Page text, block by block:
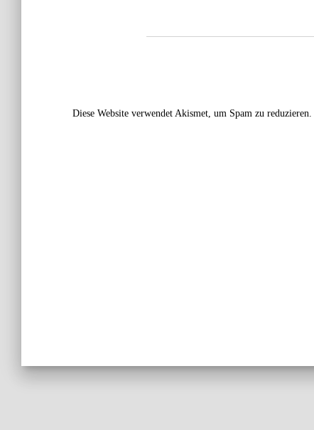
Diese Website verwendet Akismet, um Spam zu reduzieren.